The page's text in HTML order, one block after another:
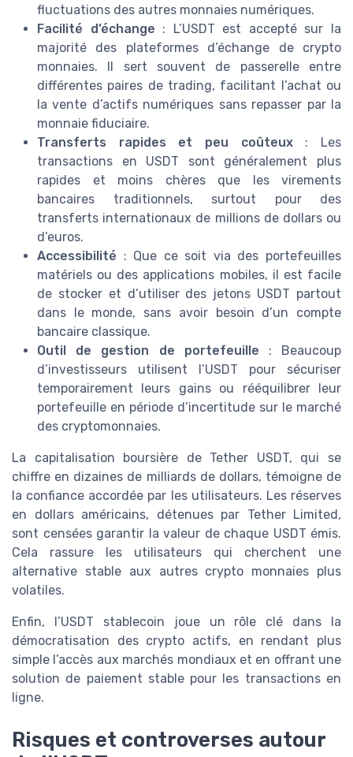
fluctuations des autres monnaies numériques.
Facilité d’échange : L’USDT est accepté sur la
majorité des plateformes d’échange de crypto
monnaies. Il sert souvent de passerelle entre
différentes paires de trading, facilitant l’achat ou
la vente d’actifs numériques sans repasser par la
monnaie fiduciaire.
Transferts rapides et peu coûteux: Les
transactions en USDT sont généralement plus
rapides et moins chères que les virements
bancaires traditionnels, surtout pour des
transferts internationaux de millions de dollars ou
d’euros.
Accessibilité : Que ce soit via des portefeuilles
matériels ou des applications mobiles, il est facile
de stocker et d’utiliser des jetons USDT partout
dans le monde, sans avoir besoin d’un compte
bancaire classique.
Outil de gestion de portefeuille : Beaucoup
d’investisseurs utilisent l’USDT pour sécuriser
temporairement leurs gains ou rééquilibrer leur
portefeuille en période d’incertitude sur le marché
des cryptomonnaies.
La capitalisation boursière de Tether USDT, qui se
chiffre en dizaines de milliards de dollars, témoigne de
la confiance accordée par les utilisateurs. Les réserves
en dollars américains, détenues par Tether Limited,
sont censées garantir la valeur de chaque USDT émis.
Cela rassure les utilisateurs qui cherchent une
alternative stable aux autres crypto monnaies plus
volatiles.
Enfin, l’USDT stablecoin joue un rôle clé dans la
démocratisation des crypto actifs, en rendant plus
simple l’accès aux marchés mondiaux et en offrant une
solution de paiement stable pour les transactions en
ligne.
Risques et controverses autour